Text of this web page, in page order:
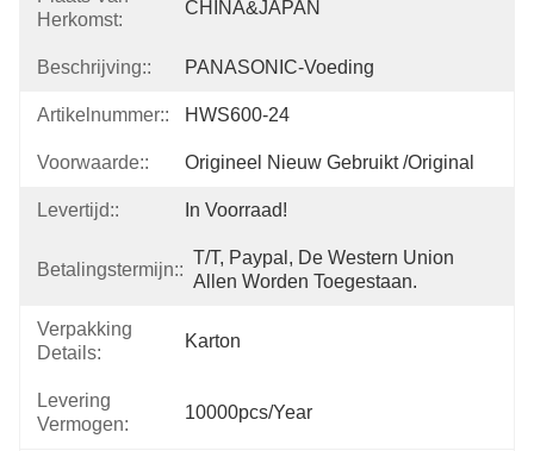
Herkomst:
CHINA&JAPAN
Beschrijving:: PANASONIC-Voeding
Artikelnummer:: HWS600-24
Voorwaarde:: Origineel Nieuw Gebruikt /original
Levertijd:: In Voorraad!
Betalingstermijn::
T/T, Paypal, De Western Union
Allen Worden Toegestaan.
Verpakking
Details:
Karton
Levering
Vermogen:
10000pcs/year